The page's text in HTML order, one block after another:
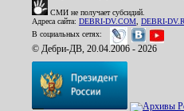
СМИ не получает субсидий.
Адреса сайта: DEBRI-DV.COM DEBRI-
В социальных сетях:
© Дебри-ДВ, 20.04.2006 - 2026